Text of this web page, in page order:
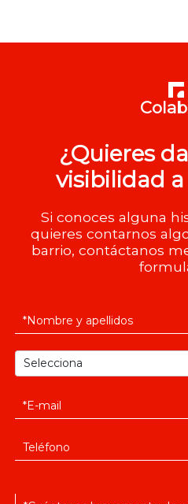
¿Quieres
visibilidad
Si conoces alguna
quieres contarnos
barrio, contáctanos